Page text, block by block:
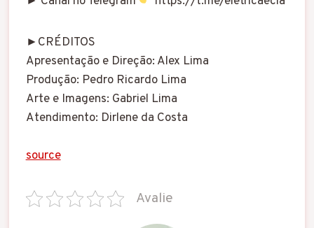
►CRÉDITOS
Apresentação e Direção: Alex Lima
Produção: Pedro Ricardo Lima
Arte e Imagens: Gabriel Lima
Atendimento: Dirlene da Costa
source
Avalie